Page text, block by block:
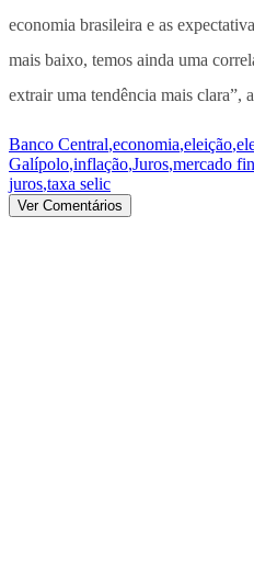
economia brasileira e as
mais baixo, temos ainda uma
extrair uma tendência mais clara”,
Banco Central,economia,eleição,
Galípolo,inflação,Juros,mercado
juros,taxa selic
Ver Comentários